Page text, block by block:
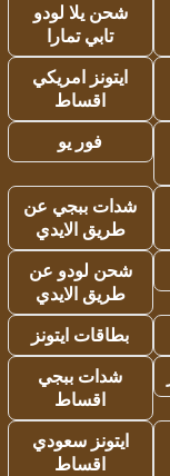
شحن يلا لودو
تابي تمارا
ايتونز امريكي
اقساط
فور يو
شدات ببجي عن
طريق الايدي
شحن لودو عن
طريق الايدي
بطاقات ايتونز
شدات ببجي
اقساط
ايتونز سعودي
اقساط